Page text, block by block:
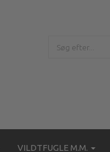
VILDTFUGLE M.M.